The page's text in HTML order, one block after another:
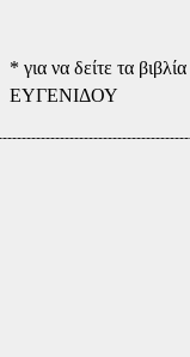
* για να δείτε τα
ΕΥΓΕΝΙΔΟΥ